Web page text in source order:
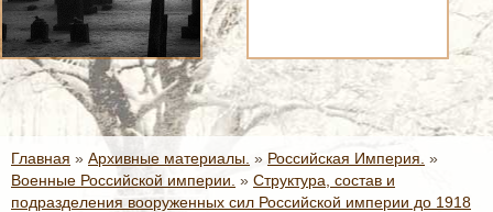
Главная » Архивные материалы. » Российская Империя. »
Военные Российской империи. » Структура, состав и
подразделения вооруженных сил Российской империи до 1918